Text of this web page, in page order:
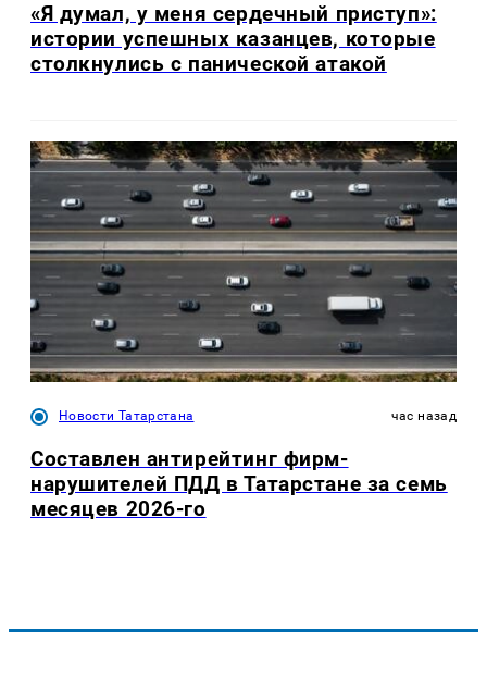
«Я думал, у меня сердечный приступ»:
истории успешных казанцев, которые
столкнулись с панической атакой
Новости Татарстана час назад
Составлен антирейтинг фирм-
нарушителей ПДД в Татарстане за семь
месяцев 2026-го